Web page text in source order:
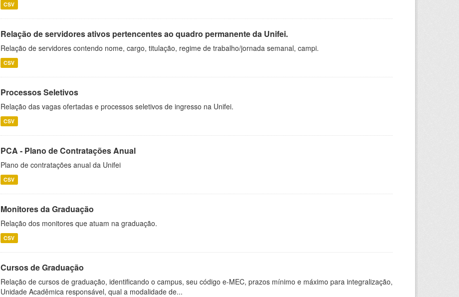
CSV
Relação de servidores ativos pertencentes ao quadro permanente da Unifei.
Relação de servidores contendo nome, cargo, titulação, regime de trabalho/jornada semanal, campi.
CSV
Processos Seletivos
Relação das vagas ofertadas e processos seletivos de ingresso na Unifei.
CSV
PCA - Plano de Contratações Anual
Plano de contratações anual da Unifei
CSV
Monitores da Graduação
Relação dos monitores que atuam na graduação.
CSV
Cursos de Graduação
Relação de cursos de graduação, identificando o campus, seu código e-MEC, prazos mínimo e máximo para integralização,
Unidade Acadêmica responsável, qual a modalidade de...